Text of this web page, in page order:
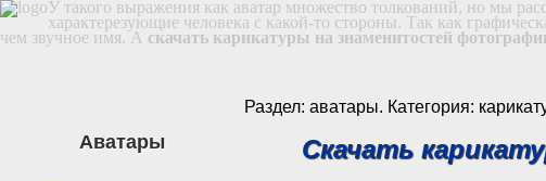
У такого выражения как аватар множество толкований, но мы
характерезующие человека с какой-то стороны. Так как
чем звучное имя. А скачать карикатуры на знаменитостей
Раздел: аватары. Категория:
Скачать
Аватары